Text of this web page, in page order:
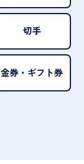
切手
金券・ギフト券